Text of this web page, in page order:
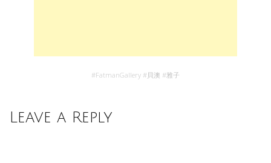
#FatmanGallery #貝澳 #雅子
Leave a Reply